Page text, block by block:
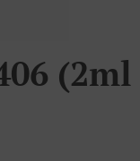
(2ml